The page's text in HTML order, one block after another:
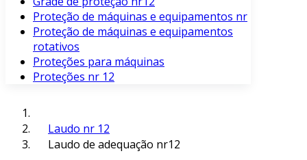
Proteção de máquinas e equipamentos nr
Proteção de máquinas e equipamentos
rotativos
Proteções para máquinas
Proteções nr 12
Laudo nr 12
Laudo de adequação nr12